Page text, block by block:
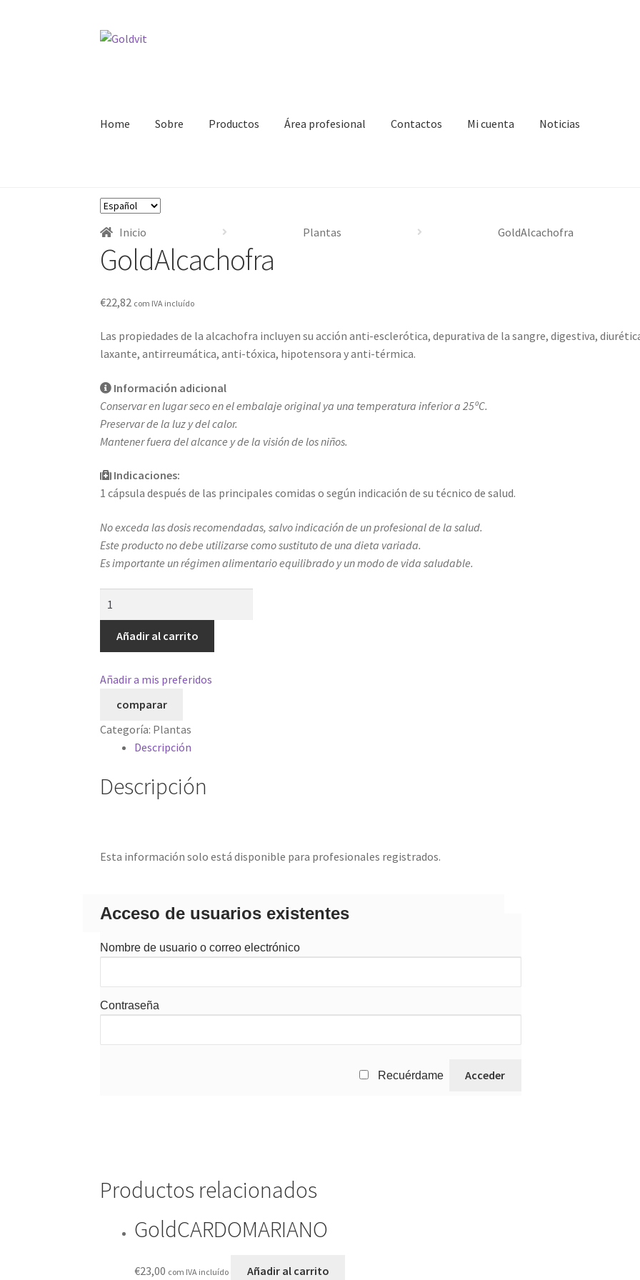
Ir
Ir
Home Sobre Productos Área profesional Contactos Mi cuenta Noticias
Política de privacidad
Elegir
idiomaInicio Plantas GoldAlcachofra
GoldAlcachofra
€22,82 com IVA incluído
Las propiedades de la alcachofra incluyen su acción anti-esclerótica, depurativa de la sangre, digestiva,
laxante, antirreumática, anti-tóxica, hipotensora y anti-térmica.
Información adicional
Conservar en lugar seco en el embalaje original ya una temperatura inferior a 25ºC.
Preservar de la luz y del calor.
Mantener fuera del alcance y de la visión de los niños.
Indicaciones:
1 cápsula después de las principales comidas o según indicación de su técnico de salud.
No exceda las dosis recomendadas, salvo indicación de un profesional de la salud.
Este producto no debe utilizarse como sustituto de una dieta variada.
Es importante un régimen alimentario equilibrado y un modo de vida saludable.
Añadir al carrito
Añadir a mis preferidos
comparar
Categoría: Plantas
Descripción
Descripción
Esta información solo está disponible para profesionales registrados.
Acceso de usuarios existentes
Nombre de usuario o correo electrónico
Contraseña
Recuérdame
Productos relacionados
GoldCARDOMARIANO
€23,00 com IVA incluído Añadir al carrito